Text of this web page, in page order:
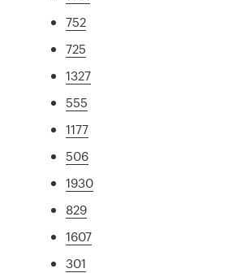
752
725
1327
555
1177
506
1930
829
1607
301